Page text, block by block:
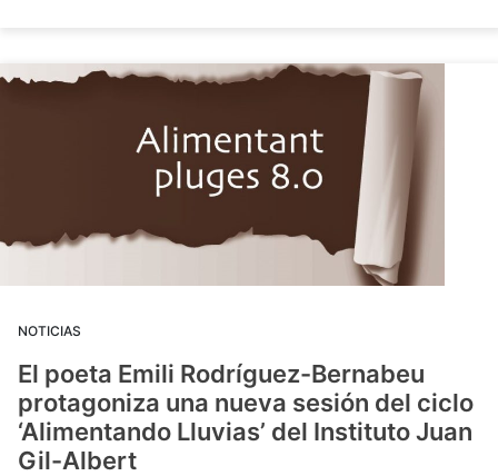
NOTICIAS
El poeta Emili Rodríguez-Bernabeu
protagoniza una nueva sesión del ciclo
‘Alimentando Lluvias’ del Instituto Juan
Gil-Albert